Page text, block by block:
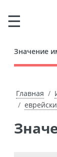
Значение
Главная